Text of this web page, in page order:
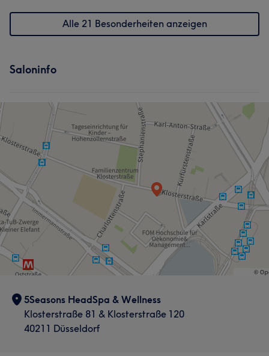
Alle 21 Besonderheiten anzeigen
Saloninfo
5Seasons HeadSpa & Wellness
Klosterstraße 81 & Klosterstraße 120
40211 Düsseldorf